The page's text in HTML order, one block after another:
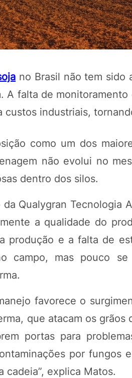
no Brasil não tem sido
A falta de
custos industriais,
como um dos
não evolui no
dentro dos silos.
Qualygran Tecnologia
a qualidade do
produção e a falta de
campo, mas pouco
favorece o
que atacam os
portas para
por fungos
cadeia”, explica Matos.